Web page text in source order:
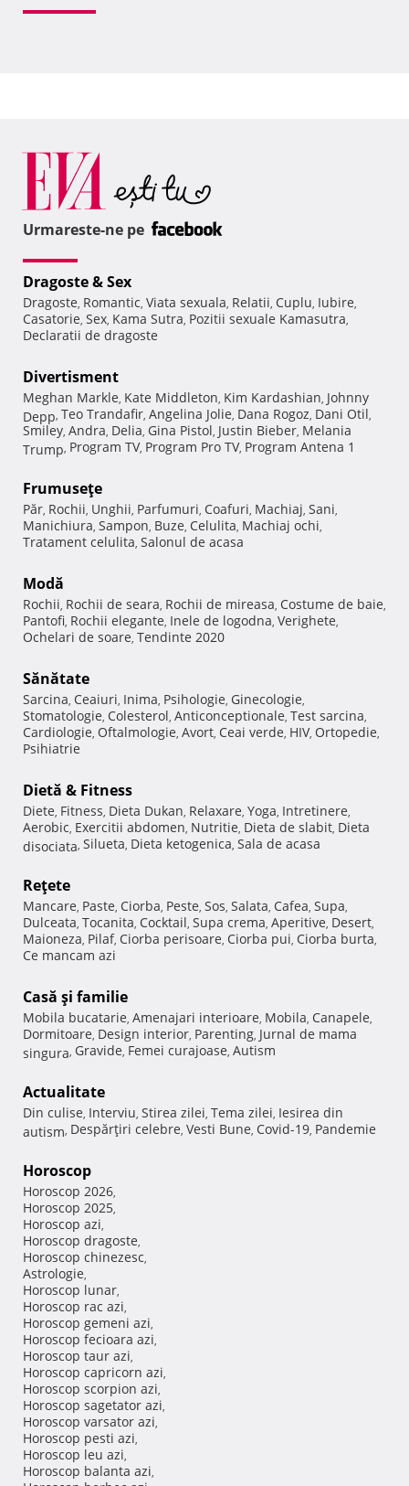
Urmareste-ne pe
Dragoste & Sex
Dragoste, Romantic, Viata sexuala, Relatii, Cuplu, Iubire,
Casatorie, Sex, Kama Sutra, Pozitii sexuale Kamasutra,
Declaratii de dragoste
Divertisment
Meghan Markle, Kate Middleton, Kim Kardashian, Johnny
Depp, Teo Trandafir, Angelina Jolie, Dana Rogoz, Dani Otil,
Smiley, Andra, Delia, Gina Pistol, Justin Bieber, Melania
Trump, Program TV, Program Pro TV, Program Antena 1
Frumuseţe
Păr, Rochii, Unghii, Parfumuri, Coafuri, Machiaj, Sani,
Manichiura, Sampon, Buze, Celulita, Machiaj ochi,
Tratament celulita, Salonul de acasa
Modă
Rochii, Rochii de seara, Rochii de mireasa, Costume de baie,
Pantofi, Rochii elegante, Inele de logodna, Verighete,
Ochelari de soare, Tendinte 2020
Sănătate
Sarcina, Ceaiuri, Inima, Psihologie, Ginecologie,
Stomatologie, Colesterol, Anticonceptionale, Test sarcina,
Cardiologie, Oftalmologie, Avort, Ceai verde, HIV, Ortopedie,
Psihiatrie
Dietă & Fitness
Diete, Fitness, Dieta Dukan, Relaxare, Yoga, Intretinere,
Aerobic, Exercitii abdomen, Nutritie, Dieta de slabit, Dieta
disociata, Silueta, Dieta ketogenica, Sala de acasa
Reţete
Mancare, Paste, Ciorba, Peste, Sos, Salata, Cafea, Supa,
Dulceata, Tocanita, Cocktail, Supa crema, Aperitive, Desert,
Maioneza, Pilaf, Ciorba perisoare, Ciorba pui, Ciorba burta,
Ce mancam azi
Casă şi familie
Mobila bucatarie, Amenajari interioare, Mobila, Canapele,
Dormitoare, Design interior, Parenting, Jurnal de mama
singura, Gravide, Femei curajoase, Autism
Actualitate
Din culise, Interviu, Stirea zilei, Tema zilei, Iesirea din
autism, Despărţiri celebre, Vesti Bune, Covid-19, Pandemie
Horoscop
Horoscop 2026,
Horoscop 2025,
Horoscop azi,
Horoscop dragoste,
Horoscop chinezesc,
Astrologie,
Horoscop lunar,
Horoscop rac azi,
Horoscop gemeni azi,
Horoscop fecioara azi,
Horoscop taur azi,
Horoscop capricorn azi,
Horoscop scorpion azi,
Horoscop sagetator azi,
Horoscop varsator azi,
Horoscop pesti azi,
Horoscop leu azi,
Horoscop balanta azi,